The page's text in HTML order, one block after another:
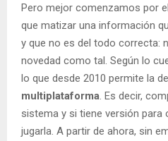
Pero mejor comenzamos por
que matizar una información
y que no es del todo correcta:
novedad como tal. Según lo
lo que desde 2010 permite la
multiplataforma. Es decir,
sistema y si tiene versión para
jugarla. A partir de ahora, sin